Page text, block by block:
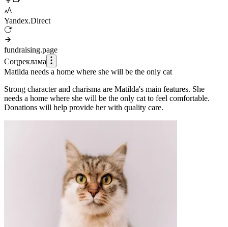
Yandex.Direct
fundraising.page
Соцреклама
Matilda needs a home where she will be the only cat
Strong character and charisma are Matilda's main features. She
needs a home where she will be the only cat to feel comfortable.
Donations will help provide her with quality care.